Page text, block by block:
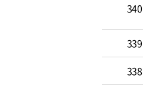
340
339
338